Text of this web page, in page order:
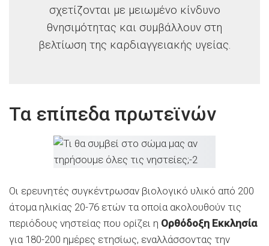
σχετίζονται με μειωμένο κίνδυνο
θνησιμότητας και συμβάλλουν στη
βελτίωση της καρδιαγγειακής υγείας.
Τα επίπεδα πρωτεϊνών
Οι ερευνητές συγκέντρωσαν βιολογικό υλικό από 200
άτομα ηλικίας 20-76 ετών τα οποία ακολουθούν τις
περιόδους νηστείας που ορίζει η Ορθόδοξη Εκκλησία
για 180-200 ημέρες ετησίως, εναλλάσσοντας την